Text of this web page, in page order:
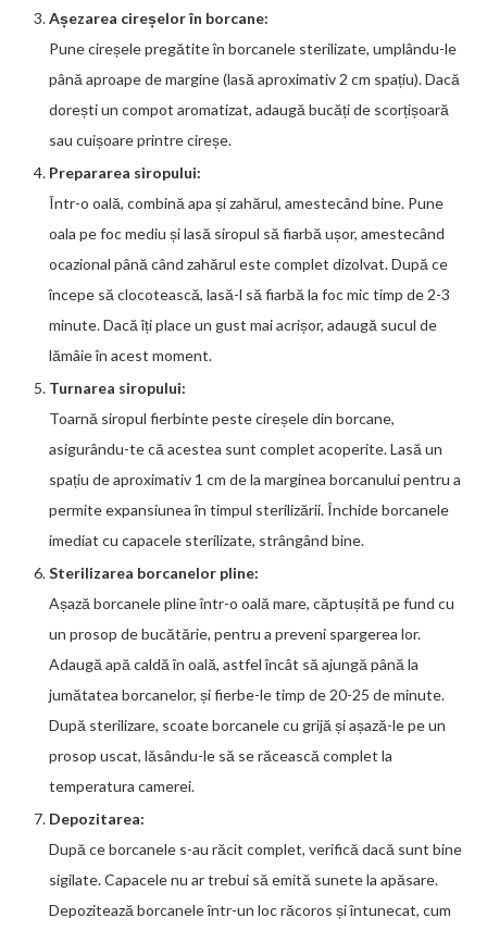
Așezarea cireșelor în borcane:
Pune cireșele pregătite în borcanele sterilizate, umplându-le
până aproape de margine (lasă aproximativ 2 cm spațiu). Dacă
dorești un compot aromatizat, adaugă bucăți de scorțișoară
sau cuișoare printre cireșe.
Prepararea siropului:
Într-o oală, combină apa și zahărul, amestecând bine. Pune
oala pe foc mediu și lasă siropul să fiarbă ușor, amestecând
ocazional până când zahărul este complet dizolvat. După ce
începe să clocotească, lasă-l să fiarbă la foc mic timp de 2-3
minute. Dacă îți place un gust mai acrișor, adaugă sucul de
lămâie în acest moment.
Turnarea siropului:
Toarnă siropul fierbinte peste cireșele din borcane,
asigurându-te că acestea sunt complet acoperite. Lasă un
spațiu de aproximativ 1 cm de la marginea borcanului pentru a
permite expansiunea în timpul sterilizării. Închide borcanele
imediat cu capacele sterilizate, strângând bine.
Sterilizarea borcanelor pline:
Așază borcanele pline într-o oală mare, căptușită pe fund cu
un prosop de bucătărie, pentru a preveni spargerea lor.
Adaugă apă caldă în oală, astfel încât să ajungă până la
jumătatea borcanelor, și fierbe-le timp de 20-25 de minute.
După sterilizare, scoate borcanele cu grijă și așază-le pe un
prosop uscat, lăsându-le să se răcească complet la
temperatura camerei.
Depozitarea:
După ce borcanele s-au răcit complet, verifică dacă sunt bine
sigilate. Capacele nu ar trebui să emită sunete la apăsare.
Depozitează borcanele într-un loc răcoros și întunecat, cum